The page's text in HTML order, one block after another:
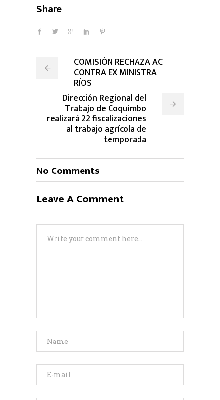
Share
COMISIÓN RECHAZA AC
CONTRA EX MINISTRA
RÍOS
Dirección Regional del
Trabajo de Coquimbo
realizará 22 fiscalizaciones
al trabajo agrícola de
temporada
No Comments
Leave A Comment